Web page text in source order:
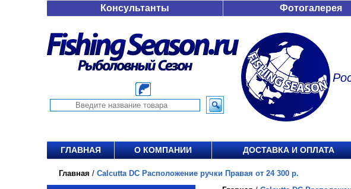
Консультанты Фотогалерея
ГЛАВНАЯ О КОМПАНИИ ДОСТАВКА И ОПЛАТА
Главная / Calcutta DC Расположение ручки Правая от 24 300 р.